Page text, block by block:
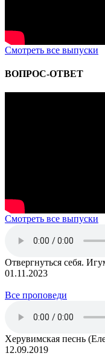
Смотреть все выпуски
ВОПРОС-ОТВЕТ
Смотреть все выпуски
Отвергнуться себя.
01.11.2023
Все проповеди
Херувимская песнь
12.09.2019